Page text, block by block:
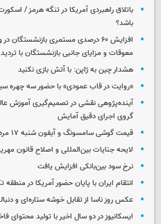
باتلاق راهبردی آمریکا در تنگه هرمز /
باشد؟
معوقات و مزایای جانبی بازنشستگان با
هشدار چین به ژاپن: با آتش بازی نکنید
«روایت در قاب عمودی» با حضور سه چهره
آینده‌پژوهی نقشی در تصمیم‌گیری آموزش
گروی اجرای دقیق آمایش
قیمت گوشی سامسونگ و آیفون شنبه ۱۷ مرداد ۱۴۰۵
لایحه جنایات بین‌المللی و اصلاح قانون
نرخ سود بین‌بانکی افزایش یافت
انتقام ایران با پایان حضور آمریکا در
عکس روز ناسا از تقابل خوشه ستاره‌ای و
ایسکانیوز در دو سال اخیر با تولید محتوای